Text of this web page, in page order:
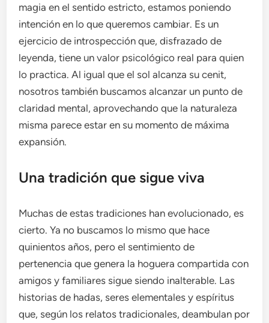
magia en el sentido estricto, estamos poniendo
intención en lo que queremos cambiar. Es un
ejercicio de introspección que, disfrazado de
leyenda, tiene un valor psicológico real para quien
lo practica. Al igual que el sol alcanza su cenit,
nosotros también buscamos alcanzar un punto de
claridad mental, aprovechando que la naturaleza
misma parece estar en su momento de máxima
expansión.
Una tradición que sigue viva
Muchas de estas tradiciones han evolucionado, es
cierto. Ya no buscamos lo mismo que hace
quinientos años, pero el sentimiento de
pertenencia que genera la hoguera compartida con
amigos y familiares sigue siendo inalterable. Las
historias de hadas, seres elementales y espíritus
que, según los relatos tradicionales, deambulan por